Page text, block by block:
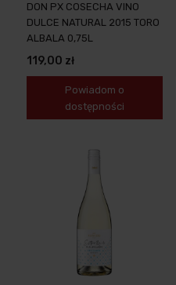
DON PX COSECHA VINO
DULCE NATURAL 2015 TORO
ALBALA 0,75L
119,00 zł
Powiadom o
dostępności